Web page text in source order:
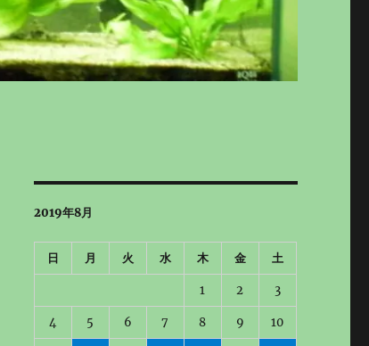
2019年8月
日 月 火 水 木 金 土
1 2 3
4 5 6 7 8 9 10